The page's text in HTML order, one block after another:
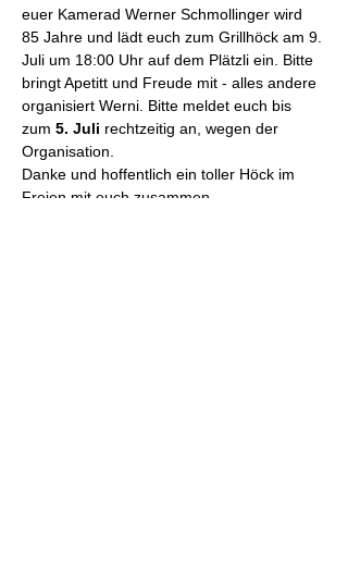
euer Kamerad Werner Schmollinger wird
85 Jahre und lädt euch zum Grillhöck am 9.
Juli um 18:00 Uhr auf dem Plätzli ein. Bitte
bringt Apetitt und Freude mit - alles andere
organisiert Werni. Bitte meldet euch bis
zum 5. Juli rechtzeitig an, wegen der
Organisation.
Danke und hoffentlich ein toller Höck im
Freien mit euch zusammen.